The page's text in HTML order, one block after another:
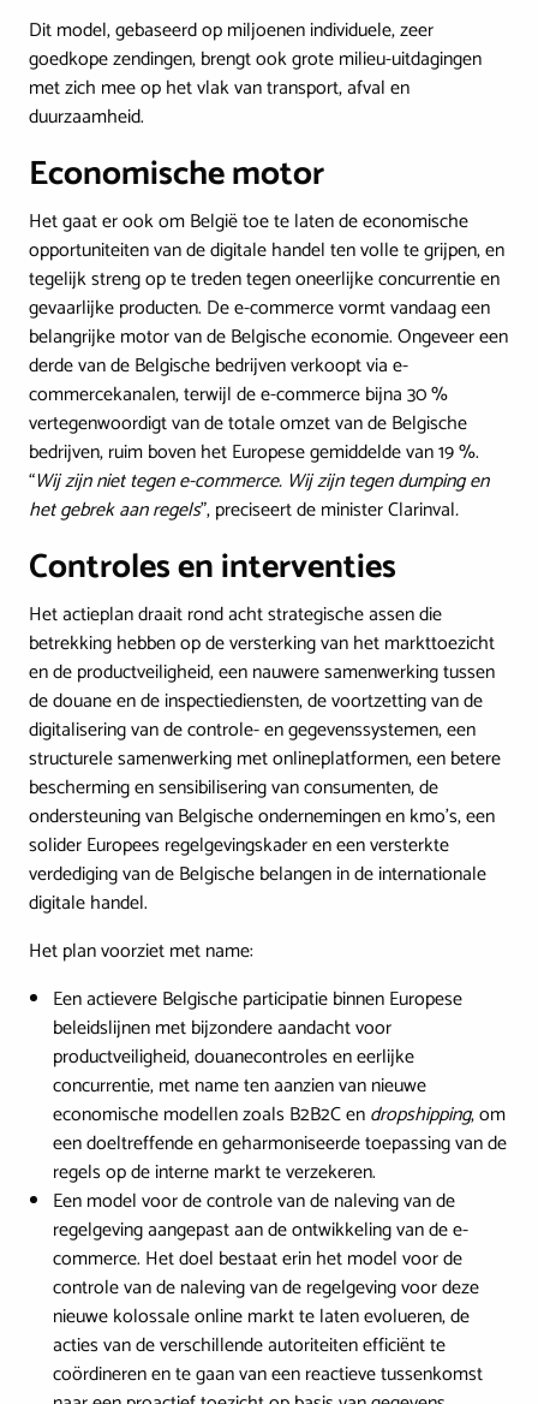
Dit model, gebaseerd op miljoenen individuele, zeer
goedkope zendingen, brengt ook grote milieu-uitdagingen
met zich mee op het vlak van transport, afval en
duurzaamheid.
Economische motor
Het gaat er ook om België toe te laten de economische
opportuniteiten van de digitale handel ten volle te grijpen, en
tegelijk streng op te treden tegen oneerlijke concurrentie en
gevaarlijke producten. De e-commerce vormt vandaag een
belangrijke motor van de Belgische economie. Ongeveer een
derde van de Belgische bedrijven verkoopt via e-
commercekanalen, terwijl de e-commerce bijna 30 %
vertegenwoordigt van de totale omzet van de Belgische
bedrijven, ruim boven het Europese gemiddelde van 19 %.
“Wij zijn niet tegen e-commerce. Wij zijn tegen dumping en
het gebrek aan regels”, preciseert de minister Clarinval.
Controles en interventies
Het actieplan draait rond acht strategische assen die
betrekking hebben op de versterking van het markttoezicht
en de productveiligheid, een nauwere samenwerking tussen
de douane en de inspectiediensten, de voortzetting van de
digitalisering van de controle- en gegevenssystemen, een
structurele samenwerking met onlineplatformen, een betere
bescherming en sensibilisering van consumenten, de
ondersteuning van Belgische ondernemingen en kmo’s, een
solider Europees regelgevingskader en een versterkte
verdediging van de Belgische belangen in de internationale
digitale handel.
Het plan voorziet met name:
Een actievere Belgische participatie binnen Europese
beleidslijnen met bijzondere aandacht voor
productveiligheid, douanecontroles en eerlijke
concurrentie, met name ten aanzien van nieuwe
economische modellen zoals B2B2C endropshipping, om
een doeltreffende en geharmoniseerde toepassing van de
regels op de interne markt te verzekeren.
Een model voor de controle van de naleving van de
regelgeving aangepast aan de ontwikkeling van de e-
commerce. Het doel bestaat erin het model voor de
controle van de naleving van de regelgeving voor deze
nieuwe kolossale online markt te laten evolueren, de
acties van de verschillende autoriteiten efficiënt te
coördineren en te gaan van een reactieve tussenkomst